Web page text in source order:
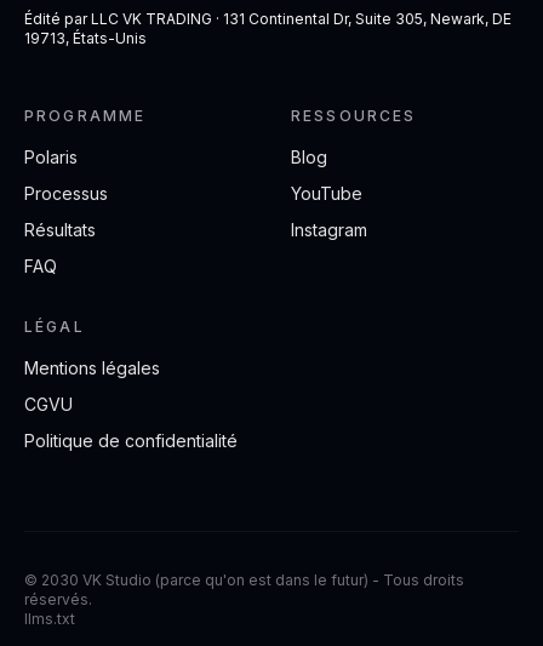
Édité par LLC VK TRADING · 131 Continental Dr, Suite 305, Newark, DE
19713, États-Unis
PROGRAMME
Polaris
Processus
Résultats
FAQ
RESSOURCES
Blog
YouTube
Instagram
LÉGAL
Mentions légales
CGVU
Politique de confidentialité
© 2030 VK Studio (parce qu'on est dans le futur) - Tous droits
réservés.
llms.txt